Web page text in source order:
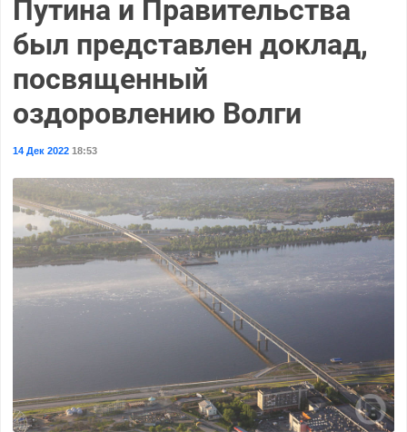
Путина и Правительства
был представлен доклад,
посвященный
оздоровлению Волги
14 Дек 202218:53